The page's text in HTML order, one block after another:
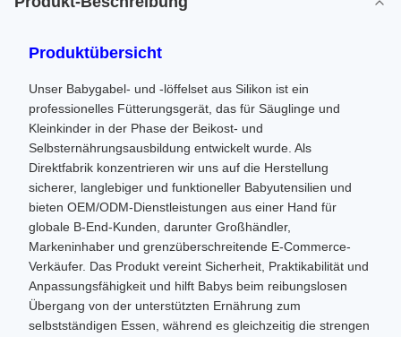
Produktübersicht
Unser Babygabel- und -löffelset aus Silikon ist ein
professionelles Fütterungsgerät, das für Säuglinge und
Kleinkinder in der Phase der Beikost- und
Selbsternährungsausbildung entwickelt wurde. Als
Direktfabrik konzentrieren wir uns auf die Herstellung
sicherer, langlebiger und funktioneller Babyutensilien und
bieten OEM/ODM-Dienstleistungen aus einer Hand für
globale B-End-Kunden, darunter Großhändler,
Markeninhaber und grenzüberschreitende E-Commerce-
Verkäufer. Das Produkt vereint Sicherheit, Praktikabilität und
Anpassungsfähigkeit und hilft Babys beim reibungslosen
Übergang von der unterstützten Ernährung zum
selbstständigen Essen, während es gleichzeitig die strengen